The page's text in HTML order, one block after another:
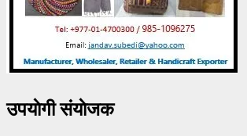
उपयाेगी संयाेजक